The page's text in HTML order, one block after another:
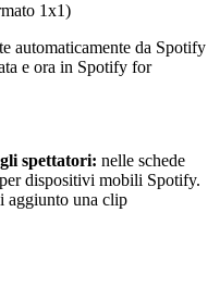
1x1)
automaticamente da Spotify
e ora in Spotify for
spettatori: nelle schede
dispositivi mobili Spotify.
aggiunto una clip